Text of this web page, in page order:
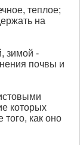
теплое;
на
зимой -
почвы и
которых
как оно